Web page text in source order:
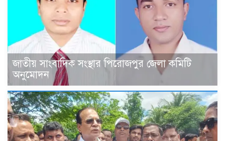
জাতীয় সাংবাদিক সংস্থার পিরোজপুর জেলা কমিটি
অনুমোদন